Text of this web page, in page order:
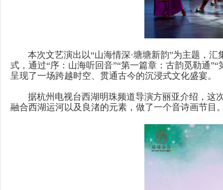
本次文艺演出以“山海情深·塘塘新韵”为主题，汇
式，通过“序：山海听回音”“第一篇章：古韵觅勒通
呈现了一场跨越时空、贯通古今的沉浸式文化盛宴。
据杭州电视台西湖明珠频道导演方丽亚介绍，这
融合西湖运河以及良渚的元素，做了一个音诗画节目